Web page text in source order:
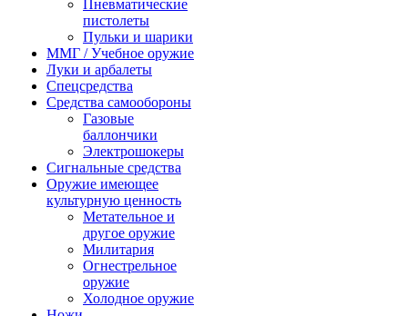
Пневматические
пистолеты
Пульки и шарики
ММГ / Учебное оружие
Луки и арбалеты
Спецсредства
Средства самообороны
Газовые
баллончики
Электрошокеры
Сигнальные средства
Оружие имеющее
культурную ценность
Метательное и
другое оружие
Милитария
Огнестрельное
оружие
Холодное оружие